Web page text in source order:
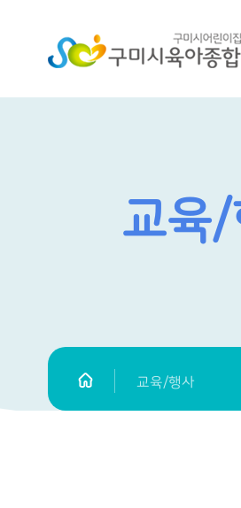
교육
교육/행사